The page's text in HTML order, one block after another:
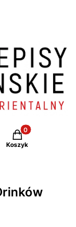
Produkty w
Koszyk